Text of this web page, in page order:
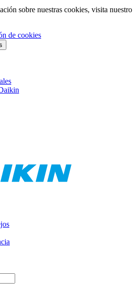
sobre nuestras cookies, visita nuestro
de cookies